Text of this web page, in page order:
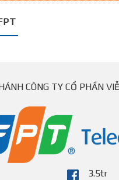
CÔNG TY CỔ PHẦN
3.5tr